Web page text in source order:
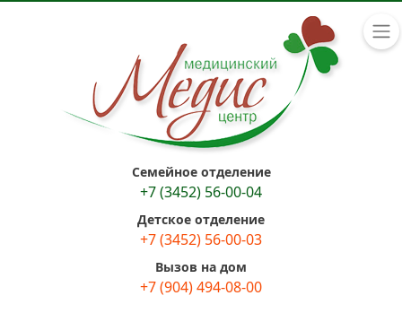
Семейное отделение
+7 (3452) 56-00-04
Детское отделение
+7 (3452) 56-00-03
Вызов на дом
+7 (904) 494-08-00